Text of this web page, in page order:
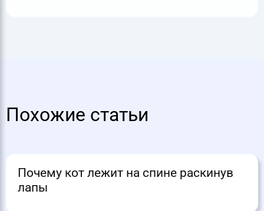
Похожие статьи
Почему кот лежит на спине раскинув
лапы